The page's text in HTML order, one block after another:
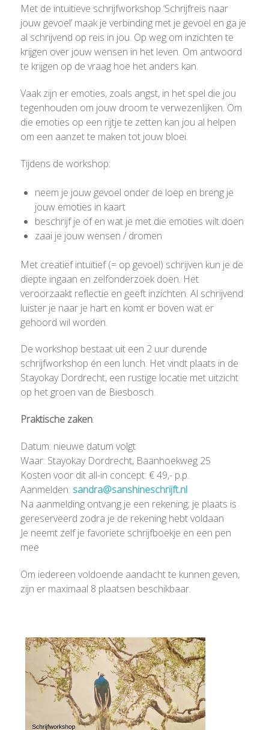
Met de intuïtieve schrijfworkshop ‘Schrijfreis naar
jouw gevoel’ maak je verbinding met je gevoel en ga je
al schrijvend op reis in jou. Op weg om inzichten te
krijgen over jouw wensen in het leven. Om antwoord
te krijgen op de vraag hoe het anders kan.
Vaak zijn er emoties, zoals angst, in het spel die jou
tegenhouden om jouw droom te verwezenlijken. Om
die emoties op een rijtje te zetten kan jou al helpen
om een aanzet te maken tot jouw bloei.
Tijdens de workshop:
neem je jouw gevoel onder de loep en breng je
jouw emoties in kaart
beschrijf je of en wat je met die emoties wilt doen
zaai je jouw wensen / dromen
Met creatief intuïtief (= op gevoel) schrijven kun je de
diepte ingaan en zelfonderzoek doen. Het
veroorzaakt reflectie en geeft inzichten. Al schrijvend
luister je naar je hart en komt er boven wat er
gehoord wil worden.
De workshop bestaat uit een 2 uur durende
schrijfworkshop én een lunch. Het vindt plaats in de
Stayokay Dordrecht, een rustige locatie met uitzicht
op het groen van de Biesbosch.
Praktische zaken:
Datum: nieuwe datum volgt
Waar: Stayokay Dordrecht, Baanhoekweg 25
Kosten voor dit all-in concept: € 49,- p.p.
Aanmelden: sandra@sanshineschrijft.nl
Na aanmelding ontvang je een rekening; je plaats is
gereserveerd zodra je de rekening hebt voldaan
Je neemt zelf je favoriete schrijfboekje en een pen
mee
Om iedereen voldoende aandacht te kunnen geven,
zijn er maximaal 8 plaatsen beschikbaar.